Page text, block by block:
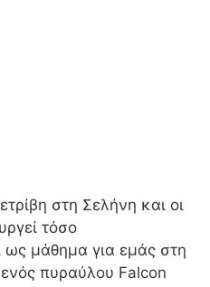
στη Σελήνη και οι
τόσο
ως μάθημα για εμάς στη
πυραύλου Falcon